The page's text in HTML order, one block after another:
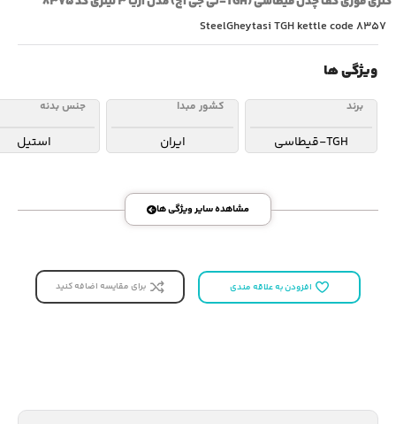
SteelGheytasi TGH kettle code 8357
ویژگی ها
برند
TGH-قیطاسی
کشور مبدا
ایران
جنس بدنه
استیل
مشاهده سایر ویژگی ها
افزودن به علاقه مندی برای مقایسه اضافه کنید